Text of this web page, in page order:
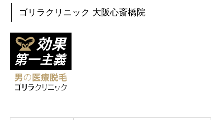
ゴリラクリニック 大阪心斎橋院